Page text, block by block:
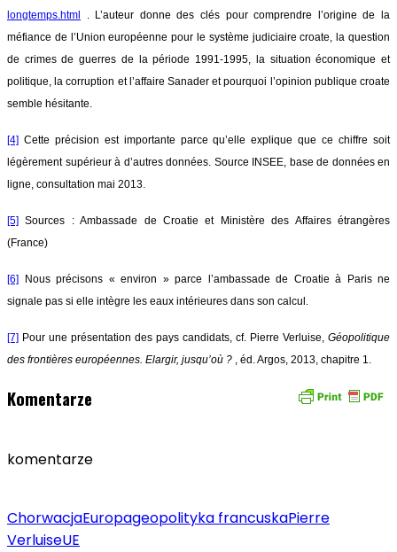
longtemps.html . L’auteur donne des clés pour comprendre l’origine de la
méfiance de l’Union européenne pour le système judiciaire croate, la question
de crimes de guerres de la période 1991-1995, la situation économique et
politique, la corruption et l’affaire Sanader et pourquoi l’opinion publique croate
semble hésitante.
[4] Cette précision est importante parce qu’elle explique que ce chiffre soit
légèrement supérieur à d’autres données. Source INSEE, base de données en
ligne, consultation mai 2013.
[5] Sources : Ambassade de Croatie et Ministère des Affaires étrangères
(France)
[6] Nous précisons « environ » parce l’ambassade de Croatie à Paris ne
signale pas si elle intègre les eaux intérieures dans son calcul.
[7] Pour une présentation des pays candidats, cf. Pierre Verluise, Géopolitique
des frontières européennes. Elargir, jusqu’où ? , éd. Argos, 2013, chapitre 1.
Komentarze
komentarze
ChorwacjaEuropageopolityka francuskaPierre
VerluiseUE